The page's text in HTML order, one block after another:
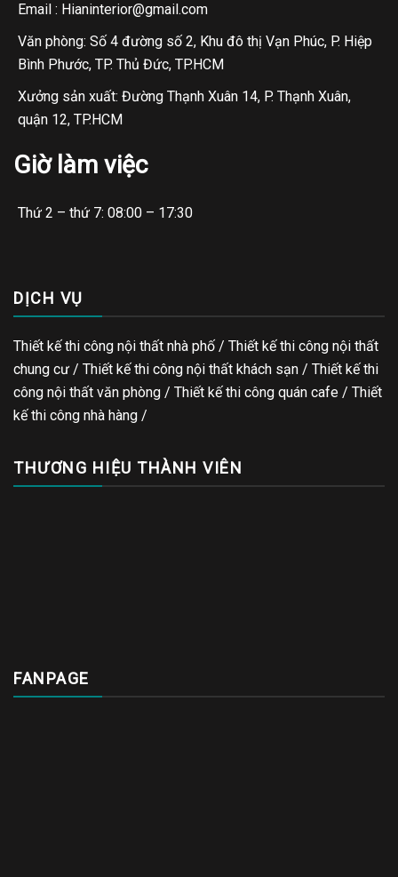
Email : Hianinterior@gmail.com
Văn phòng: Số 4 đường số 2, Khu đô thị Vạn Phúc, P. Hiệp
Bình Phước, TP. Thủ Đức, TP.HCM
Xưởng sản xuất: Đường Thạnh Xuân 14, P. Thạnh Xuân,
quận 12, TP.HCM
Giờ làm việc
Thứ 2 – thứ 7: 08:00 – 17:30
DỊCH VỤ
Thiết kế thi công nội thất nhà phố / Thiết kế thi công nội thất
chung cư / Thiết kế thi công nội thất khách sạn / Thiết kế thi
công nội thất văn phòng / Thiết kế thi công quán cafe / Thiết
kế thi công nhà hàng /
THƯƠNG HIỆU THÀNH VIÊN
FANPAGE